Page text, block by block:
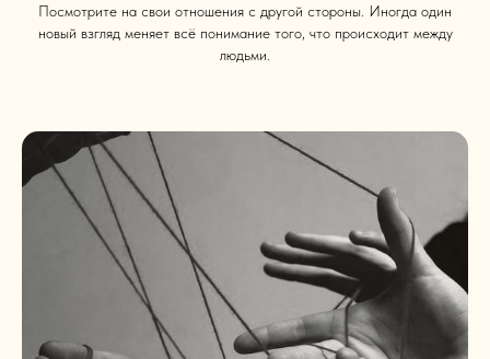
Посмотрите на свои отношения с другой стороны. Иногда один
новый взгляд меняет всё понимание того, что происходит между
людьми.